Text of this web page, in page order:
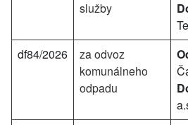
služby
df84/2026
za odvoz
komunálneho
odpadu